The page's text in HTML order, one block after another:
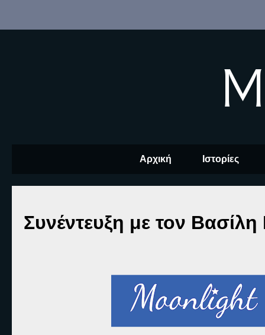
Αρχική Ιστορίες
Συνέντευξη με τον